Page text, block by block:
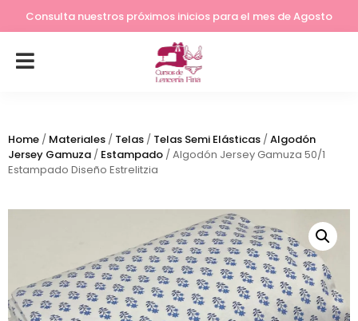
Consulta nuestros próximos inicios para el mes de Agosto
Lleva tu costura a otro nivel
Home / Materiales / Telas / Telas Semi Elásticas /Algodón
Jersey Gamuza / Estampado / Algodón Jersey Gamuza 50/1
Estampado Diseño Estrelitzia